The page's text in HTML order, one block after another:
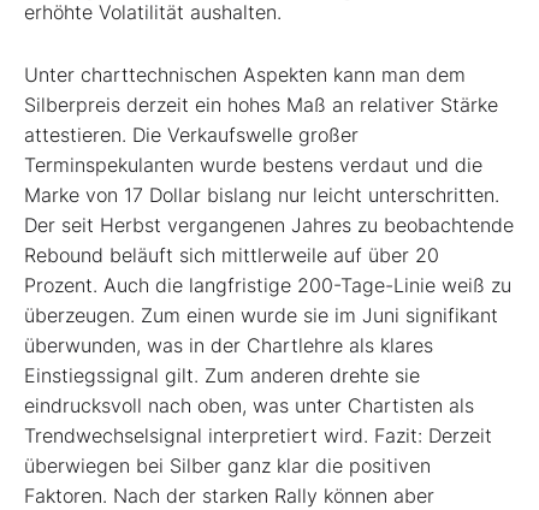
erhöhte Volatilität aushalten.
Unter charttechnischen Aspekten kann man dem
Silberpreis derzeit ein hohes Maß an relativer Stärke
attestieren. Die Verkaufswelle großer
Terminspekulanten wurde bestens verdaut und die
Marke von 17 Dollar bislang nur leicht unterschritten.
Der seit Herbst vergangenen Jahres zu beobachtende
Rebound beläuft sich mittlerweile auf über 20
Prozent. Auch die langfristige 200-Tage-Linie weiß zu
überzeugen. Zum einen wurde sie im Juni signifikant
überwunden, was in der Chartlehre als klares
Einstiegssignal gilt. Zum anderen drehte sie
eindrucksvoll nach oben, was unter Chartisten als
Trendwechselsignal interpretiert wird. Fazit: Derzeit
überwiegen bei Silber ganz klar die positiven
Faktoren. Nach der starken Rally können aber